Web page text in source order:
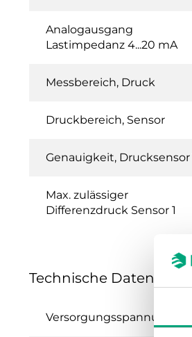
Analogausgang
Lastimpedanz 4...20 mA
Messbereich, Druck
Druckbereich, Sensor
Genauigkeit, Drucksensor
Max. zulässiger
Differenzdruck Sensor 1
Technische Daten für
Versorgungsspannung